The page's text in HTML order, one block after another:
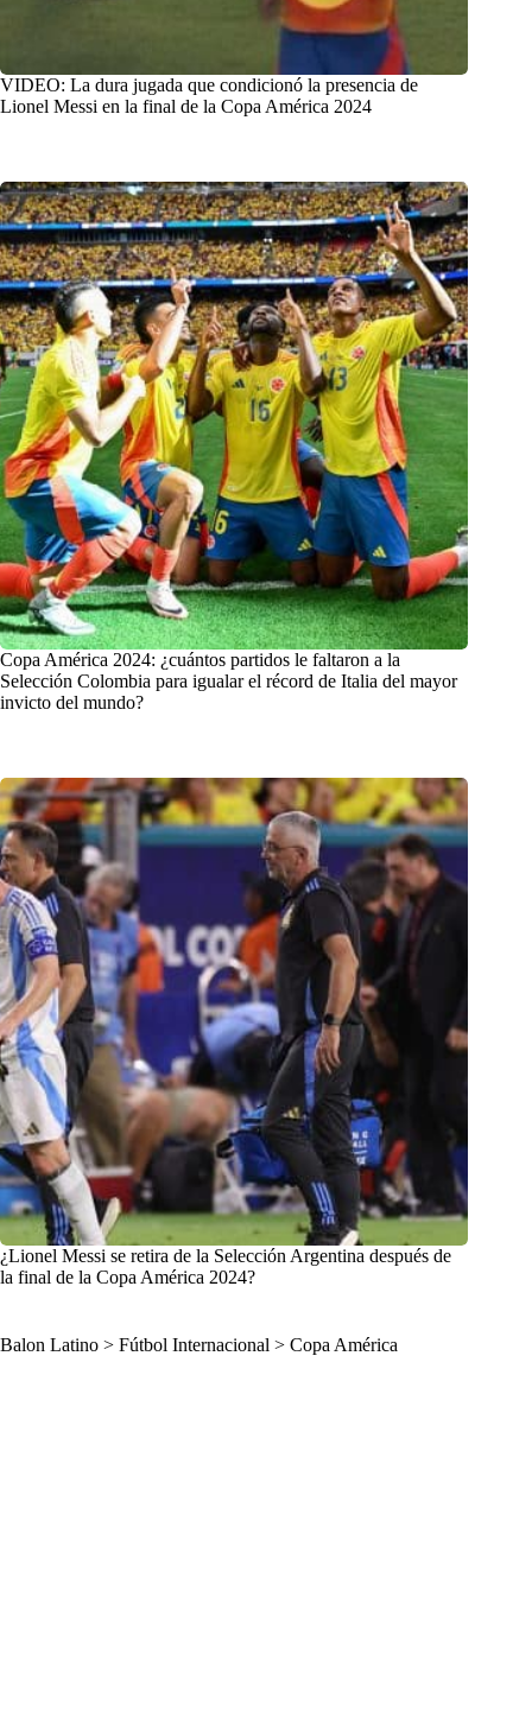
VIDEO: La dura jugada que condicionó la presencia de
Lionel Messi en la final de la Copa América 2024
Copa América 2024: ¿cuántos partidos le faltaron a la
Selección Colombia para igualar el récord de Italia del mayor
invicto del mundo?
¿Lionel Messi se retira de la Selección Argentina después de
la final de la Copa América 2024?
Balon Latino > Fútbol Internacional > Copa América